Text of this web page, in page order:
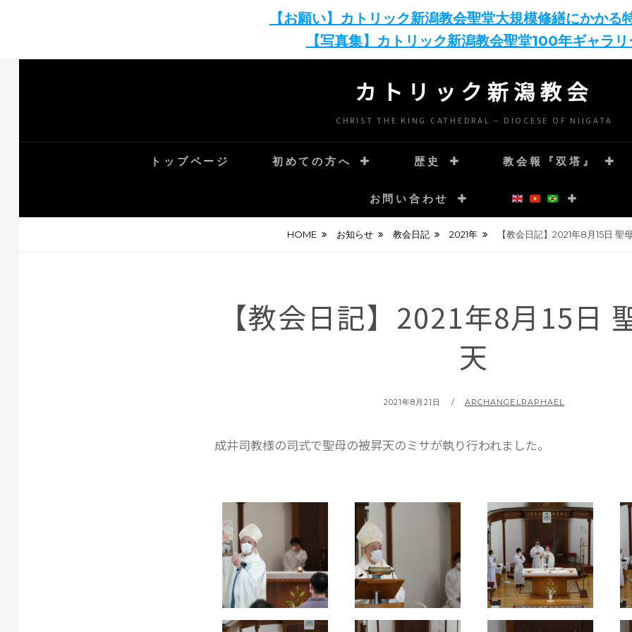
【お願い】カトリック新潟教会聖堂大規模修繕にかかる
【写真集】カトリック新潟教会聖堂100年ギャラリ
カトリック新潟教会
CHRIST THE KING CATHEDRAL – DIOCESE OF NIIGATA
トップページ 初めての方へ 歴史 教会報『双塔』
お問い合わせ
HOME お知らせ 教会日記 2021年 【教会日記】2021年8月15日 聖
【教会日記】2021年8月15日
天
2021年8月21日 ARCHANGELRAPHAEL
成井司教様の司式で聖母の被昇天のミサが執り行われました。